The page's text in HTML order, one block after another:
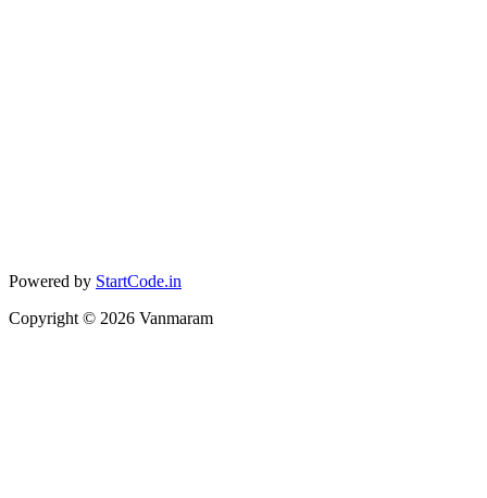
Powered by StartCode.in
Copyright © 2026 Vanmaram